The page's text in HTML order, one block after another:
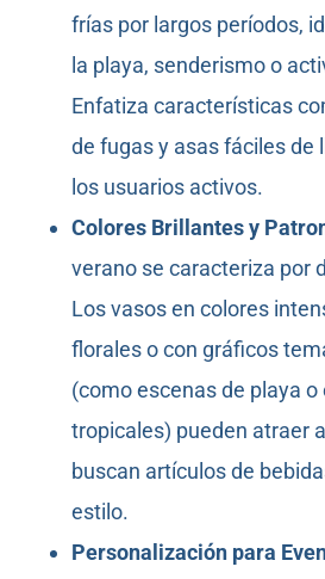
frías por largos períodos,
la playa, senderismo o
Enfatiza características
de fugas y asas fáciles de
los usuarios activos.
Colores Brillantes y
verano se caracteriza por
Los vasos en colores
florales o con gráficos
(como escenas de playa
tropicales) pueden atraer
buscan artículos de
estilo.
Personalización para